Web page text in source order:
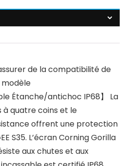
de la compatibilité de
Étanche/antichoc IP68】 La
quatre coins et le
offrent une protection
S35. L’écran Corning Gorilla
aux chutes et aux